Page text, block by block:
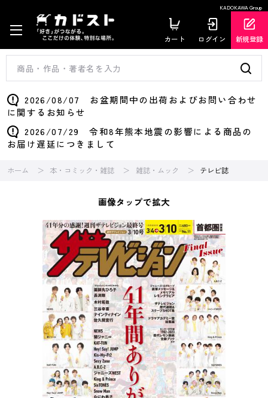
KADOKAWA Group
カート ログイン 新規登録
2026/08/07 お盆期間中の出荷およびお問い合わせ
に関するお知らせ
2026/07/29 令和8年熊本地震の影響による商品の
お届け遅延につきまして
ホーム 本・コミック・雑誌 雑誌・ムック テレビ誌
画像タップで拡大